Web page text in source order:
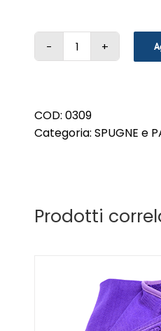
PANNO
COD:0309
Categoria:SPUGNE e
Prodotti